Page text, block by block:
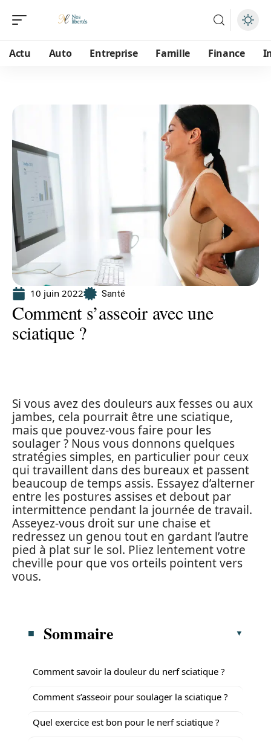
Actu Auto Entreprise Famille Finance
10 juin 2022 Santé
Comment s’asseoir avec une
sciatique ?
Si vous avez des douleurs aux fesses ou aux
jambes, cela pourrait être une sciatique,
mais que pouvez-vous faire pour les
soulager ? Nous vous donnons quelques
stratégies simples, en particulier pour ceux
qui travaillent dans des bureaux et passent
beaucoup de temps assis. Essayez d’alterner
entre les postures assises et debout par
intermittence pendant la journée de travail.
Asseyez-vous droit sur une chaise et
redressez un genou tout en gardant l’autre
pied à plat sur le sol. Pliez lentement votre
cheville pour que vos orteils pointent vers
vous.
Sommaire
Comment savoir la douleur du nerf sciatique ?
Comment s’asseoir pour soulager la sciatique ?
Quel exercice est bon pour le nerf sciatique ?